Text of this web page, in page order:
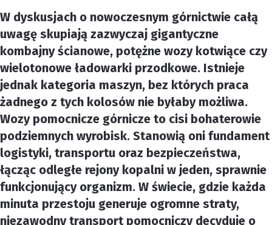
W dyskusjach o nowoczesnym górnictwie całą
uwagę skupiają zazwyczaj gigantyczne
kombajny ścianowe, potężne wozy kotwiące czy
wielotonowe ładowarki przodkowe. Istnieje
jednak kategoria maszyn, bez których praca
żadnego z tych kolosów nie byłaby możliwa.
Wozy pomocnicze górnicze to cisi bohaterowie
podziemnych wyrobisk. Stanowią oni fundament
logistyki, transportu oraz bezpieczeństwa,
łącząc odległe rejony kopalni w jeden, sprawnie
funkcjonujący organizm. W świecie, gdzie każda
minuta przestoju generuje ogromne straty,
niezawodny transport pomocniczy decyduje o